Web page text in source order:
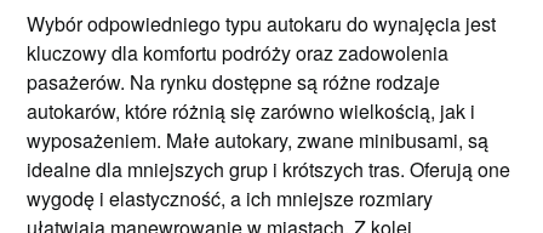
Wybór odpowiedniego typu autokaru do wynajęcia jest
kluczowy dla komfortu podróży oraz zadowolenia
pasażerów. Na rynku dostępne są różne rodzaje
autokarów, które różnią się zarówno wielkością, jak i
wyposażeniem. Małe autokary, zwane minibusami, są
idealne dla mniejszych grup i krótszych tras. Oferują one
wygodę i elastyczność, a ich mniejsze rozmiary
ułatwiają manewrowanie w miastach. Z kolei